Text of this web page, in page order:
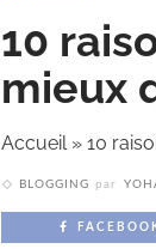
10
mieux
Accueil» 10
BLOGGING par